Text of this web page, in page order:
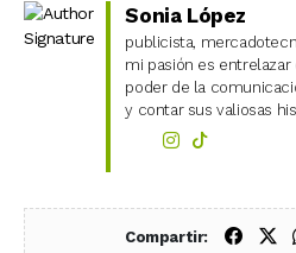
Sonia López
publicista,
mi pasión es
poder de la
y contar sus valiosas
Compartir: